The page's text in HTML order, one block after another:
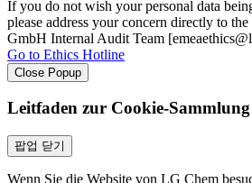
If you do not wish your personal data
please address your concern directly to
GmbH Internal Audit Team
Go to Ethics Hotline
Close Popup
Leitfaden zur Cookie-Sammlung
팝업 닫기
Wenn Sie die Website von LG Chem